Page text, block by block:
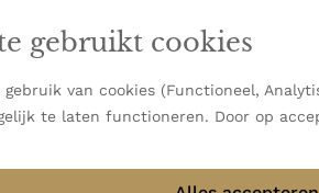
gebruikt cookies
van cookies (Functioneel,
te laten functioneren. Door op
uitzichten.